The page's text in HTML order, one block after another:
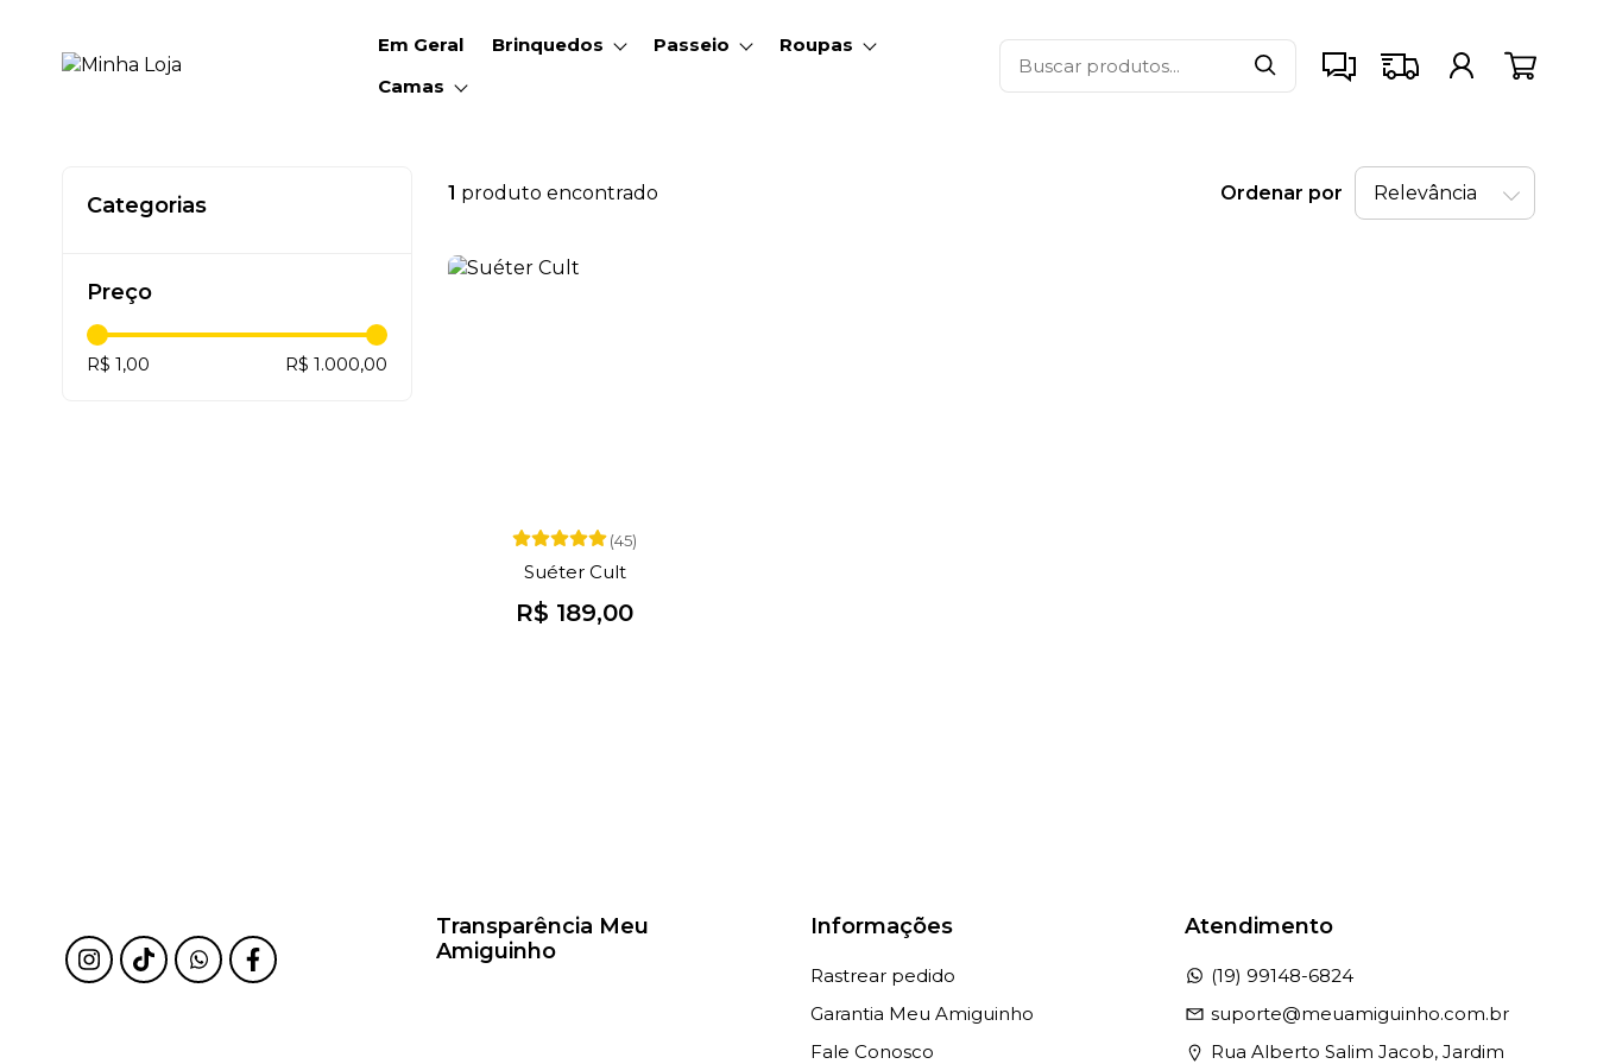
Em Geral Brinquedos Passeio
Roupas
Camas
Categorias
Preço
R$ 1,00 R$ 1.000,00
1 produto encontrado Ordenar por
(45)
Suéter Cult
R$ 189,00
Informações
Rastrear pedido
Garantia Meu Amiguinho
Fale Conosco
Transparência Meu
Amiguinho
Atendimento
(19) 99148-6824
suporte@meuamiguinho.com.br
Rua Alberto Salim Jacob, Jardim